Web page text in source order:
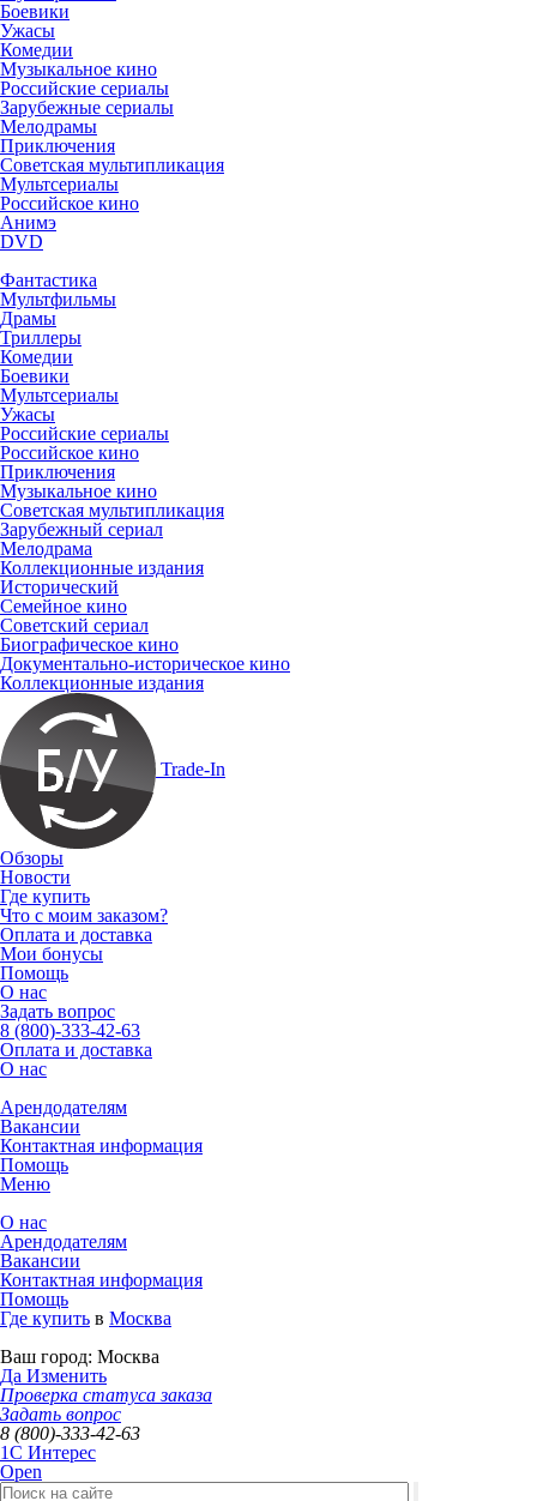
Боевики
Ужасы
Комедии
Музыкальное кино
Российские сериалы
Зарубежные сериалы
Мелодрамы
Приключения
Советская мультипликация
Мультсериалы
Российское кино
Анимэ
DVD
Фантастика
Мультфильмы
Драмы
Триллеры
Комедии
Боевики
Мультсериалы
Ужасы
Российские сериалы
Российское кино
Приключения
Музыкальное кино
Советская мультипликация
Зарубежный сериал
Мелодрама
Коллекционные издания
Исторический
Семейное кино
Советский сериал
Биографическое кино
Документально-историческое кино
Коллекционные издания
Trade-In
Обзоры
Новости
Где купить
Что с моим заказом?
Оплата и доставка
Мои бонусы
Помощь
О нас
Задать вопрос
8 (800)-333-42-63
Оплата и доставка
О нас
Арендодателям
Вакансии
Контактная информация
Помощь
Меню
О нас
Арендодателям
Вакансии
Контактная информация
Помощь
Где купить в Москва
Ваш город: Москва
Да Изменить
Проверка статуса заказа
Задать вопрос
8 (800)-333-42-63
1C Интерес
Open